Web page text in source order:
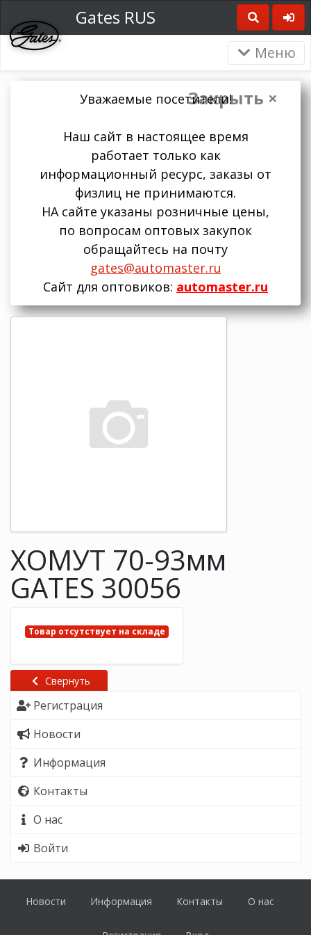
Gates RUS
Меню
Закрыть ×
Уважаемые посетители!
Наш сайт в настоящее время
работает только как
информационный ресурс, заказы от
физлиц не принимаются.
НА сайте указаны розничные цены,
по вопросам оптовых закупок
обращайтесь на почту
gates@automaster.ru
Сайт для оптовиков: automaster.ru
Свернуть
Регистрация
Новости
Информация
Контакты
О нас
Войти
ХОМУТ 70-93мм
GATES 30056
Товар отсутствует на складе
Новости Информация Контакты О нас